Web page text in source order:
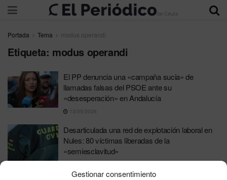
Gestionar consentimiento
Portada Tema modus operandi
Etiqueta: modus operandi
El PP denuncia una «campaña sucia» de
llamadas falsas del PSOE ante su
«desesperación» en Andalucía
13/05/2026
Desarticulada una red de explotación laboral en
Nules: 80 víctimas liberadas de la
«semiesclavitud»